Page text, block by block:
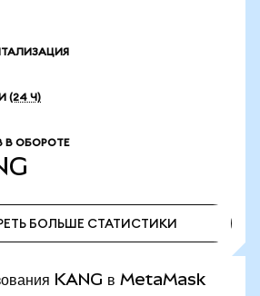
(24 Ч)
В ОБОРОТЕ
БОЛЬШЕ СТАТИСТИКИ
KANG в MetaMask